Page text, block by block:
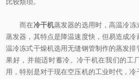
而在冷干机蒸发器的选用时，高温冷
蒸发器，其特点是降温速度快，但易造成
温冷冻式干燥机选用无缝钢管制作的蒸发排
果好，并能适时蓄冷。冷干机在我们的工
用，特别是对于现在空压机的工业时代，